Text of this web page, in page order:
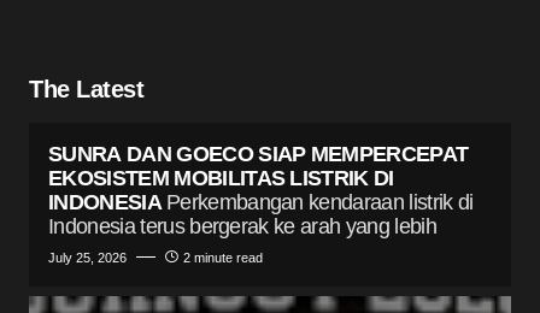
The Latest
SUNRA DAN GOECO SIAP MEMPERCEPAT
EKOSISTEM MOBILITAS LISTRIK DI
INDONESIA Perkembangan kendaraan listrik di
Indonesia terus bergerak ke arah yang lebih
July 25, 2026 2 minute read